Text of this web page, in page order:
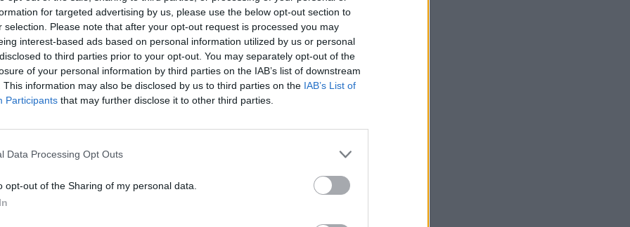
for targeted advertising by us, please use the below opt-out section to
selection. Please note that after your opt-out request is processed you may
interest-based ads based on personal information utilized by us or personal
to third parties prior to your opt-out. You may separately opt-out of the
of your personal information by third parties on the IAB’s list of downstream
This information may also be disclosed by us to third parties on the IAB’s List of
Participants that may further disclose it to other third parties.
Data Processing Opt Outs
opt-out of the Sharing of my personal data.
πρώτες πρωινές ώρες, στοΚιάτο Κορινθίας,
Αυτοκινητοδρόμων Π.Α.Θ.Ε. Κορινθίας,
όχημα στερούμενος άδειας
όχημα είχε κλαπεί την 10.2.2023 από
στην ιδιοκτήτριά του. Προανάκριση